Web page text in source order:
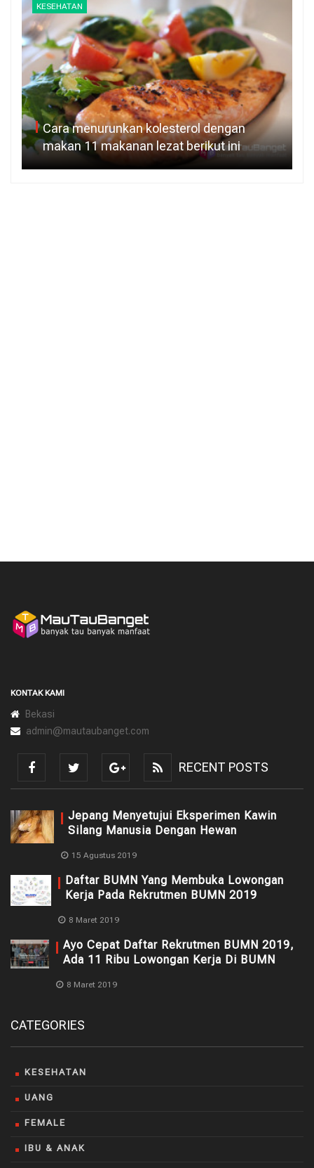
KESEHATAN
Cara menurunkan kolesterol dengan
makan 11 makanan lezat berikut ini
KONTAK KAMI
Bekasi
admin@mautaubanget.com
RECENT POSTS
Jepang Menyetujui Eksperimen Kawin
Silang Manusia Dengan Hewan
15 Agustus 2019
Daftar BUMN Yang Membuka Lowongan
Kerja Pada Rekrutmen BUMN 2019
8 Maret 2019
Ayo Cepat Daftar Rekrutmen BUMN 2019,
Ada 11 Ribu Lowongan Kerja Di BUMN
8 Maret 2019
CATEGORIES
KESEHATAN
UANG
FEMALE
IBU & ANAK